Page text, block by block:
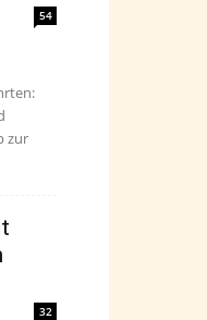
54
zur
32